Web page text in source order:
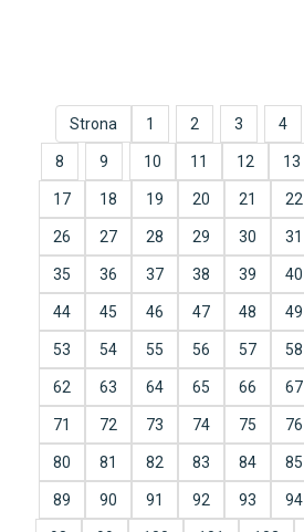
Strona 1 2 3 4
8 9 10 11 12 13
17 18 19 20 21 22
26 27 28 29 30 31
35 36 37 38 39 40
44 45 46 47 48 49
53 54 55 56 57 58
62 63 64 65 66 67
71 72 73 74 75 76
80 81 82 83 84 85
89 90 91 92 93 94